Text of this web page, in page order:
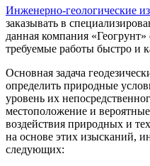
Инженерно-геологические
заказывать в
данная компания
требуемые работы быстро и
Основная задача
определить природные
уровень их
местоположение и
воздействия природных и
на основе этих изысканий,
следующих: